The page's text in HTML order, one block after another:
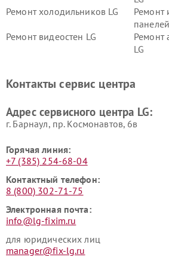
Ремонт холодильников LG
Ремонт
Ремонт видеостен LG
Ремонт
LG
Ремонт морозильных камер
Ремонт
Контакты сервис центра
Адрес сервисного центра LG:
г. Барнаул, ​пр. Космонавтов, 6в
Горячая линия:
+7 (385) 254-68-04
Контактный телефон:
8 (800) 302-71-75
Электронная почта:
info@lg-fixim.ru
для юридических лиц
manager@fix-lg.ru